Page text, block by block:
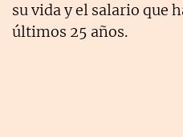
su vida y el salario que
últimos 25 años.